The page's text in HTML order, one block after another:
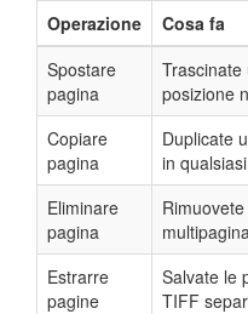
Operazione
Cosa fa
Spostare
pagina
posizione
Copiare
pagina
Duplicate
in
Eliminare
pagina
multipagina
Estrarre
pagine
Salvate le
TIFF